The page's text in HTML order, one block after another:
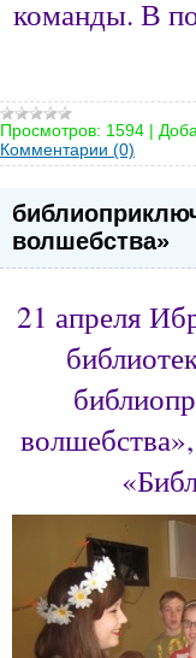
команды. В
Просмотров: 1594 |
Комментарии (0)
волшебства»
21 апреля